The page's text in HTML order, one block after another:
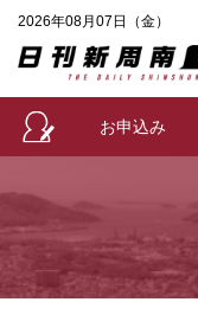
2026年08月07日（金）
お申込み